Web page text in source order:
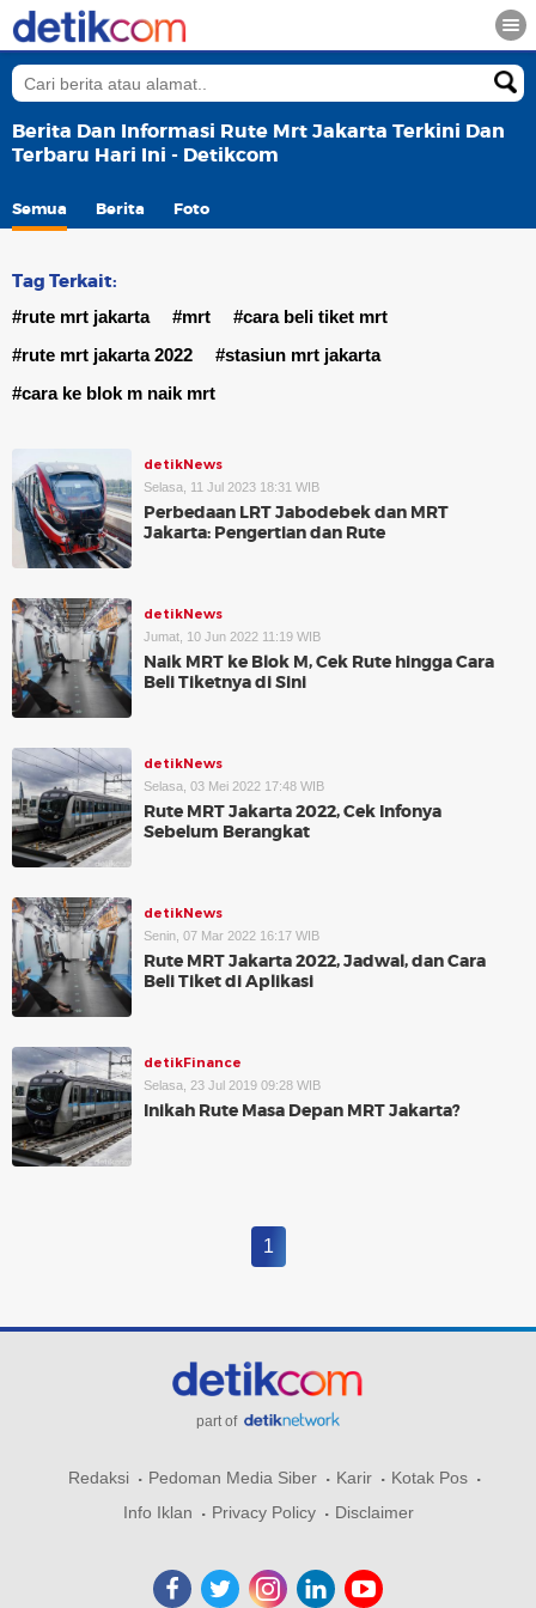
Berita Dan Informasi Rute Mrt Jakarta Terkini Dan
Terbaru Hari Ini - Detikcom
Semua Berita Foto
Tag Terkait:
#rute mrt jakarta #mrt
#cara beli tiket mrt
#rute mrt jakarta 2022
#stasiun mrt jakarta
#cara ke blok m naik mrt
detikNews
Selasa, 11 Jul 2023 18:31 WIB
Perbedaan LRT Jabodebek dan MRT
Jakarta: Pengertian dan Rute
detikNews
Jumat, 10 Jun 2022 11:19 WIB
Naik MRT ke Blok M, Cek Rute hingga Cara
Beli Tiketnya di Sini
detikNews
Selasa, 03 Mei 2022 17:48 WIB
Rute MRT Jakarta 2022, Cek Infonya
Sebelum Berangkat
detikNews
Senin, 07 Mar 2022 16:17 WIB
Rute MRT Jakarta 2022, Jadwal, dan Cara
Beli Tiket di Aplikasi
detikFinance
Selasa, 23 Jul 2019 09:28 WIB
Inikah Rute Masa Depan MRT Jakarta?
1
part of
Redaksi Pedoman Media Siber Karir
Kotak Pos
Info Iklan
Privacy Policy Disclaimer